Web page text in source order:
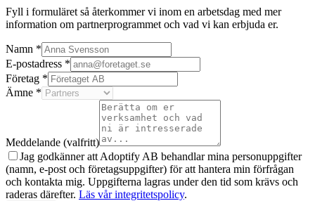
Fyll i formuläret så återkommer vi inom en arbetsdag med mer
information om partnerprogrammet och vad vi kan erbjuda er.
Namn *
E-postadress *
Företag *
Ämne *
Meddelande (valfritt)
Jag godkänner att Adoptify AB behandlar mina personuppgifter
(namn, e-post och företagsuppgifter) för att hantera min förfrågan
och kontakta mig. Uppgifterna lagras under den tid som krävs och
raderas därefter. Läs vår integritetspolicy.